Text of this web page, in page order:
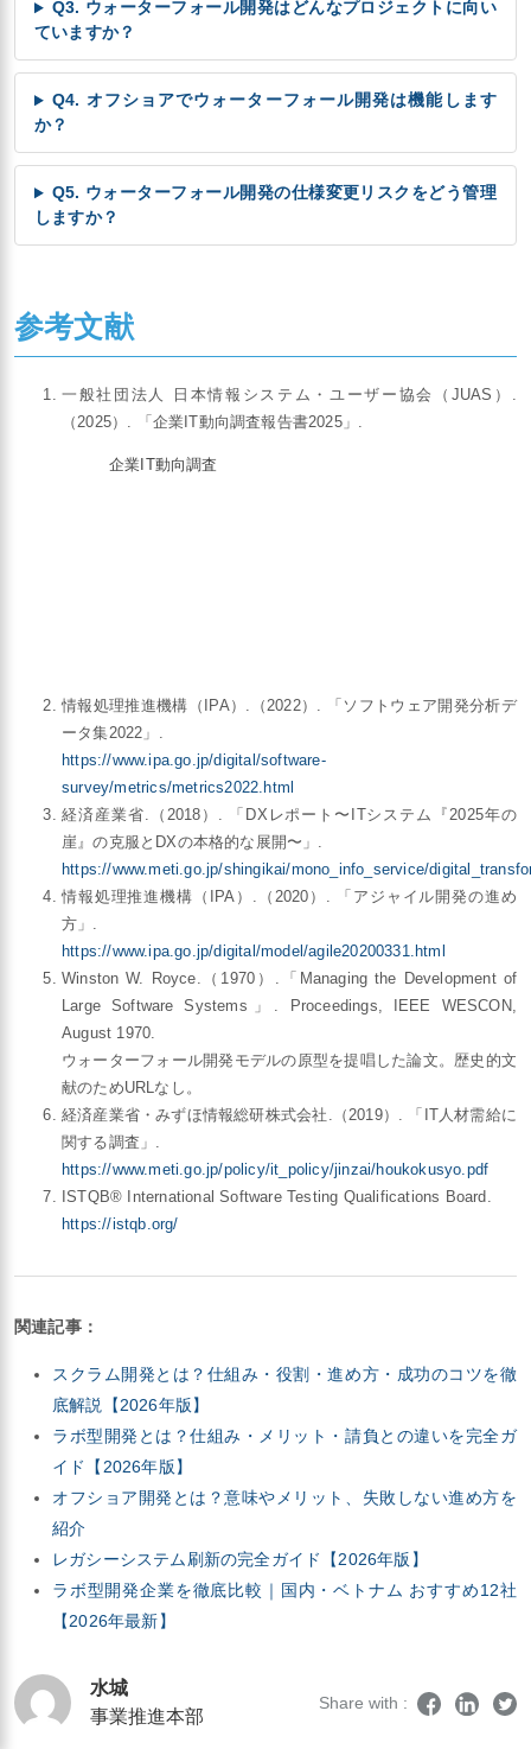
Q3. ウォーターフォール開発はどんなプロジェクトに向い
ていますか？
Q4. オフショアでウォーターフォール開発は機能します
か？
Q5. ウォーターフォール開発の仕様変更リスクをどう管理
しますか？
参考文献
一般社団法人 日本情報システム・ユーザー協会（JUAS）.
（2025）. 「企業IT動向調査報告書2025」.
企業IT動向調査
情報処理推進機構（IPA）.（2022）. 「ソフトウェア開発分析デ
ータ集2022」.
https://www.ipa.go.jp/digital/software-
survey/metrics/metrics2022.html
経済産業省.（2018）. 「DXレポート〜ITシステム『2025年の
崖』の克服とDXの本格的な展開〜」.
https://www.meti.go.jp/shingikai/mono_info_service/
情報処理推進機構（IPA）.（2020）. 「アジャイル開発の進め
方」.
https://www.ipa.go.jp/digital/model/agile20200331.html
Winston W. Royce.（1970）.「Managing the Development of
Large Software Systems」. Proceedings, IEEE WESCON,
August 1970.
ウォーターフォール開発モデルの原型を提唱した論文。歴史的文
献のためURLなし。
経済産業省・みずほ情報総研株式会社.（2019）. 「IT人材需給に
関する調査」.
https://www.meti.go.jp/policy/it_policy/jinzai/houkokusyo.pdf
ISTQB® International Software Testing Qualifications Board.
https://istqb.org/
関連記事：
スクラム開発とは？仕組み・役割・進め方・成功のコツを徹
底解説【2026年版】
ラボ型開発とは？仕組み・メリット・請負との違いを完全ガ
イド【2026年版】
オフショア開発とは？意味やメリット、失敗しない進め方を
紹介
レガシーシステム刷新の完全ガイド【2026年版】
ラボ型開発企業を徹底比較｜国内・ベトナム おすすめ12社
【2026年最新】
水城
事業推進本部
Share with :